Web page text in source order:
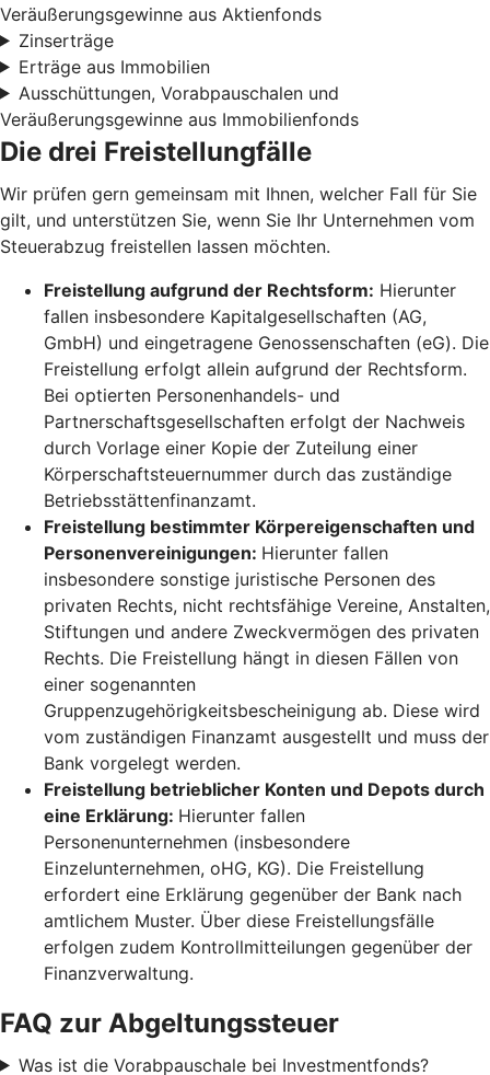
Veräußerungsgewinne aus Aktienfonds
Zinserträge
Erträge aus Immobilien
Ausschüttungen, Vorabpauschalen und
Veräußerungsgewinne aus Immobilienfonds
Die drei Freistellungfälle
Wir prüfen gern gemeinsam mit Ihnen, welcher Fall für Sie
gilt, und unterstützen Sie, wenn Sie Ihr Unternehmen vom
Steuerabzug freistellen lassen möchten.
Freistellung aufgrund der Rechtsform: Hierunter
fallen insbesondere Kapitalgesellschaften (AG,
GmbH) und eingetragene Genossenschaften (eG). Die
Freistellung erfolgt allein aufgrund der Rechtsform.
Bei optierten Personenhandels- und
Partnerschaftsgesellschaften erfolgt der Nachweis
durch Vorlage einer Kopie der Zuteilung einer
Körperschaftsteuernummer durch das zuständige
Betriebsstättenfinanzamt.
Freistellung bestimmter Körpereigenschaften und
Personenvereinigungen: Hierunter fallen
insbesondere sonstige juristische Personen des
privaten Rechts, nicht rechtsfähige Vereine, Anstalten,
Stiftungen und andere Zweckvermögen des privaten
Rechts. Die Freistellung hängt in diesen Fällen von
einer sogenannten
Gruppenzugehörigkeitsbescheinigung ab. Diese wird
vom zuständigen Finanzamt ausgestellt und muss der
Bank vorgelegt werden.
Freistellung betrieblicher Konten und Depots durch
eine Erklärung: Hierunter fallen
Personenunternehmen (insbesondere
Einzelunternehmen, oHG, KG). Die Freistellung
erfordert eine Erklärung gegenüber der Bank nach
amtlichem Muster. Über diese Freistellungsfälle
erfolgen zudem Kontrollmitteilungen gegenüber der
Finanzverwaltung.
FAQ zur Abgeltungssteuer
Was ist die Vorabpauschale bei Investmentfonds?